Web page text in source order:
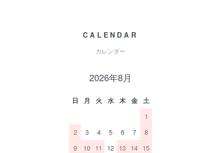
CALENDAR
カレンダー
2026年8月
日 月 火 水 木 金
土
1
2
3 4 5 6 7
8
9
10 11 12 13 14 15